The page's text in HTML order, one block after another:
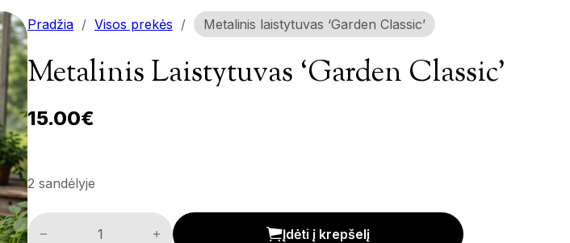
Pradžia / Visos prekės / Metalinis laistytuvas ‘Garden Classic’
Metalinis Laistytuvas ‘Garden Classic’
15.00€
2 sandėlyje
Metalinis laistytuvas 'Garden Classic' kiekis
Įdėti į krepšelį